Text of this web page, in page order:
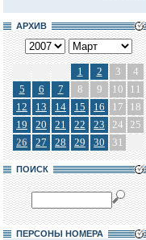
АРХИВ
1 2 3
4
5
6 7 8 9 10
11
12
13 14 15 16 17
18
19
20 21 22 23 24 25
26
27 28 29 30 31
ПОИСК
ПЕРСОНЫ НОМЕРА